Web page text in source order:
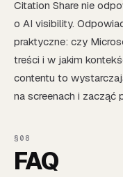
Citation Share nie
o AI visibility.
praktyczne: czy
treści i w jakim
contentu to
na screenach i zacząć
FAQ